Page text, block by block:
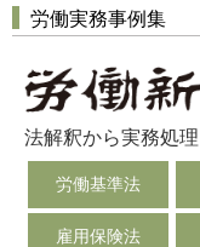
労働実務事例集
法解釈から実務処
労働基準法
雇用保険法